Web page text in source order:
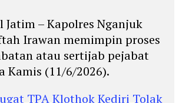
Jatim – Kapolres Nganjuk
Irawan memimpin proses
atau sertijab pejabat
Kamis (11/6/2026).